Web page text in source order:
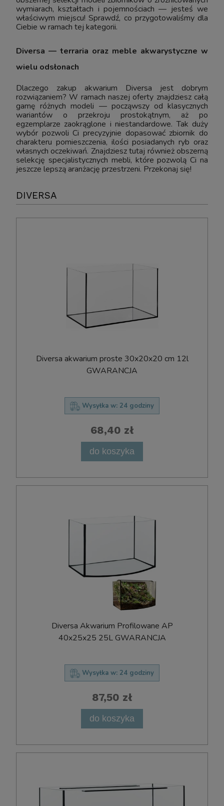
wymiarach, kształtach i pojemnościach — jesteś we
właściwym miejscu! Sprawdź, co przygotowaliśmy dla
Ciebie w ramach tej kategorii.
Diversa — terraria oraz meble akwarystyczne w
wielu odsłonach
Dlaczego zakup akwarium Diversa jest dobrym
rozwiązaniem? W ramach naszej oferty znajdziesz całą
gamę różnych modeli — począwszy od klasycznych
wariantów o przekroju prostokątnym, aż po
egzemplarze zaokrąglone i niestandardowe. Tak duży
wybór pozwoli Ci precyzyjnie dopasować zbiornik do
charakteru pomieszczenia, ilości posiadanych ryb oraz
własnych oczekiwań. Znajdziesz tutaj również obszerną
selekcję specjalistycznych mebli, które pozwolą Ci na
jeszcze lepszą aranżację przestrzeni. Przekonaj się!
DIVERSA
Diversa akwarium proste 30x20x20 cm 12l
GWARANCJA
Wysyłka w: 24 godziny
68,40 zł
do koszyka
Diversa Akwarium Profilowane AP
40x25x25 25L GWARANCJA
Wysyłka w: 24 godziny
87,50 zł
do koszyka